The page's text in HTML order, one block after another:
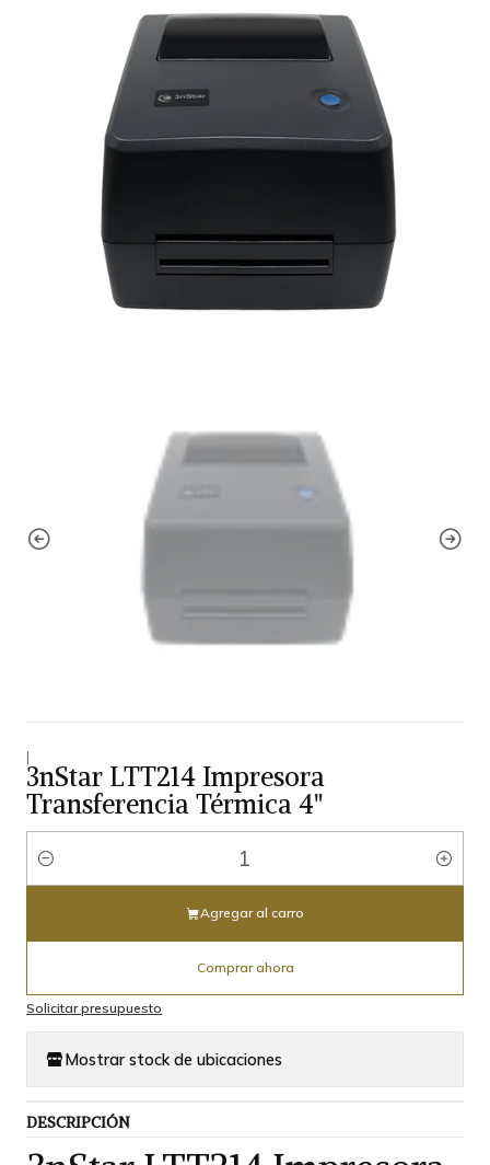
|
3nStar LTT214 Impresora
Transferencia Térmica 4"
Cantidad
Agregar al carro
Comprar ahora
Solicitar presupuesto
Mostrar stock de ubicaciones
DESCRIPCIÓN